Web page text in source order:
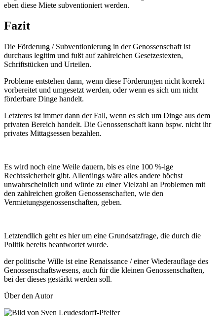
eben diese Miete subventioniert werden.
Fazit
Die Förderung / Subventionierung in der Genossenschaft ist
durchaus legitim und fußt auf zahlreichen Gesetzestexten,
Schriftstücken und Urteilen.
Probleme entstehen dann, wenn diese Förderungen nicht korrekt
vorbereitet und umgesetzt werden, oder wenn es sich um nicht
förderbare Dinge handelt.
Letzteres ist immer dann der Fall, wenn es sich um Dinge aus dem
privaten Bereich handelt. Die Genossenschaft kann bspw. nicht ihr
privates Mittagsessen bezahlen.
Es wird noch eine Weile dauern, bis es eine 100 %-ige
Rechtssicherheit gibt. Allerdings wäre alles andere höchst
unwahrscheinlich und würde zu einer Vielzahl an Problemen mit
den zahlreichen großen Genossenschaften, wie den
Vermietungsgenossenschaften, geben.
Letztendlich geht es hier um eine Grundsatzfrage, die durch die
Politik bereits beantwortet wurde.
der politische Wille ist eine Renaissance / einer Wiederauflage des
Genossenschaftswesens, auch für die kleinen Genossenschaften,
bei der dieses gestärkt werden soll.
Über den Autor